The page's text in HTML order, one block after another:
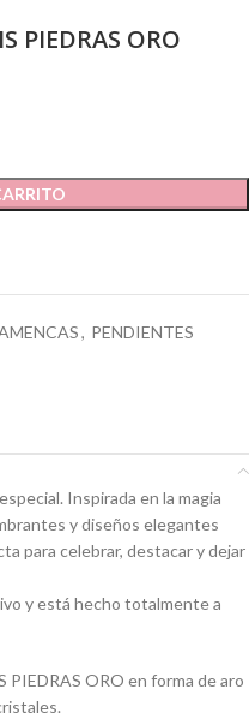
PIEDRAS ORO
, PENDIENTES
Inspirada en la magia
y diseños elegantes
para celebrar, destacar y dejar
y está hecho totalmente a
ORO en forma de aro